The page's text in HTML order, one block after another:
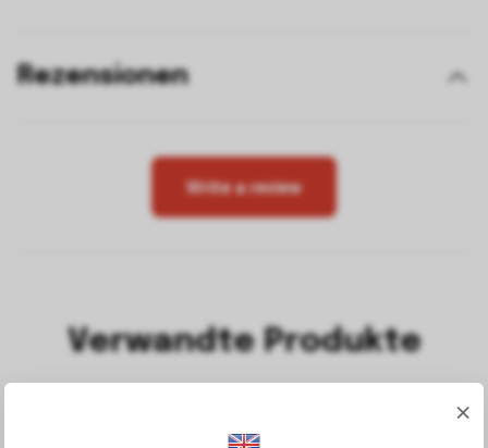
Rezensionen
Write a review
Verwandte Produkte
×